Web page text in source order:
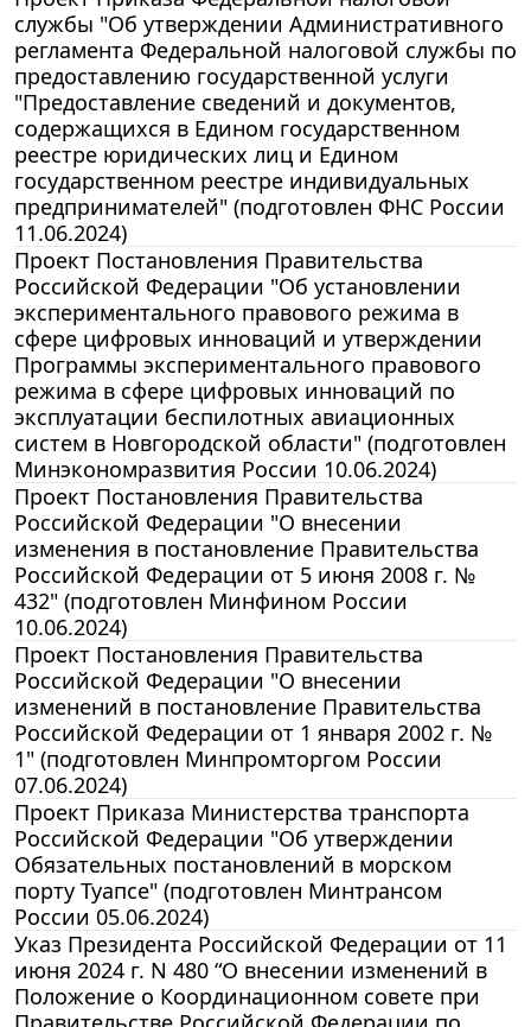
службы "Об утверждении Административного
регламента Федеральной налоговой службы по
предоставлению государственной услуги
"Предоставление сведений и документов,
содержащихся в Едином государственном
реестре юридических лиц и Едином
государственном реестре индивидуальных
предпринимателей" (подготовлен ФНС России
11.06.2024)
Проект Постановления Правительства
Российской Федерации "Об установлении
экспериментального правового режима в
сфере цифровых инноваций и утверждении
Программы экспериментального правового
режима в сфере цифровых инноваций по
эксплуатации беспилотных авиационных
систем в Новгородской области" (подготовлен
Минэкономразвития России 10.06.2024)
Проект Постановления Правительства
Российской Федерации "О внесении
изменения в постановление Правительства
Российской Федерации от 5 июня 2008 г. №
432" (подготовлен Минфином России
10.06.2024)
Проект Постановления Правительства
Российской Федерации "О внесении
изменений в постановление Правительства
Российской Федерации от 1 января 2002 г. №
1" (подготовлен Минпромторгом России
07.06.2024)
Проект Приказа Министерства транспорта
Российской Федерации "Об утверждении
Обязательных постановлений в морском
порту Туапсе" (подготовлен Минтрансом
России 05.06.2024)
Указ Президента Российской Федерации от 11
июня 2024 г. N 480 “О внесении изменений в
Положение о Координационном совете при